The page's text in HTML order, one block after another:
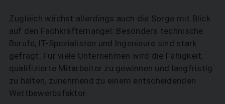
Zugleich wächst allerdings auch die Sorge mit Blick
auf den Fachkräftemangel: Besonders technische
Berufe, IT-Spezialisten und Ingenieure sind stark
gefragt. Für viele Unternehmen wird die Fähigkeit,
qualifizierte Mitarbeiter zu gewinnen und langfristig
zu halten, zunehmend zu einem entscheidenden
Wettbewerbsfaktor.